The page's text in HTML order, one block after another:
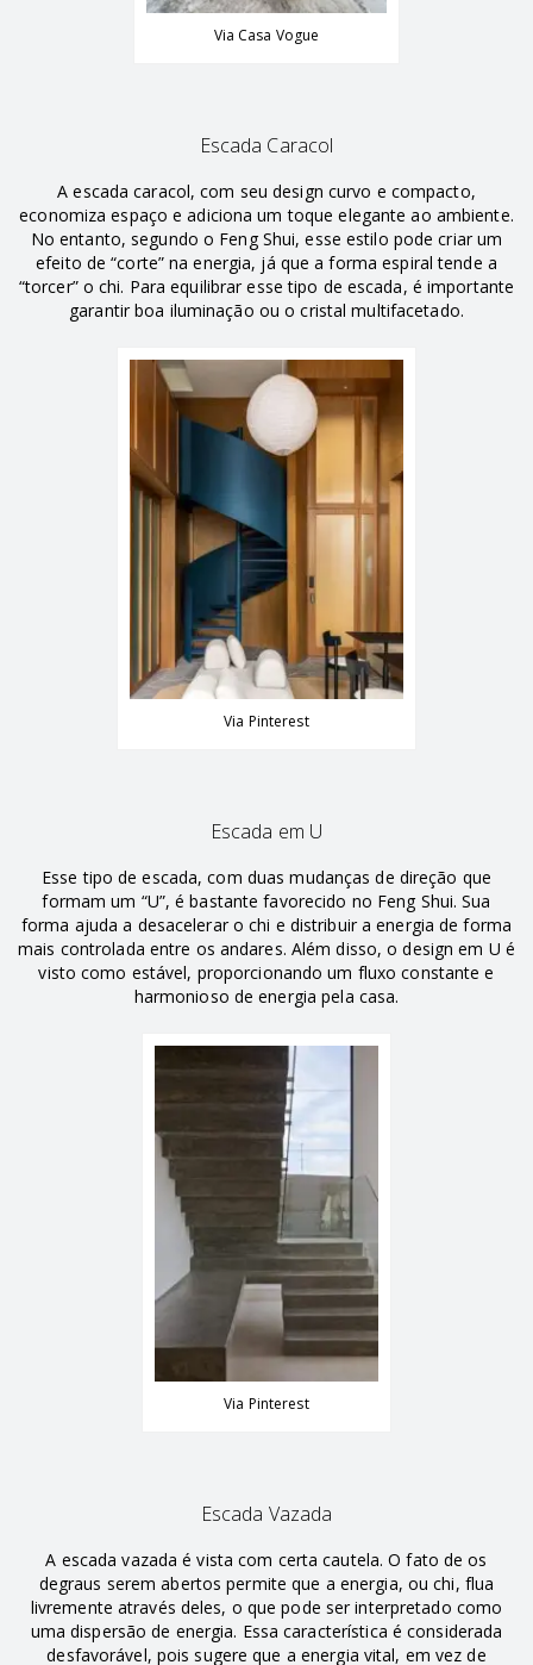
Via Casa Vogue
Escada Caracol
A escada caracol, com seu design curvo e compacto,
economiza espaço e adiciona um toque elegante ao ambiente.
No entanto, segundo o Feng Shui, esse estilo pode criar um
efeito de “corte” na energia, já que a forma espiral tende a
“torcer” o chi. Para equilibrar esse tipo de escada, é importante
garantir boa iluminação ou o cristal multifacetado.
Via Pinterest
Escada em U
Esse tipo de escada, com duas mudanças de direção que
formam um “U”, é bastante favorecido no Feng Shui. Sua
forma ajuda a desacelerar o chi e distribuir a energia de forma
mais controlada entre os andares. Além disso, o design em U é
visto como estável, proporcionando um fluxo constante e
harmonioso de energia pela casa.
Via Pinterest
Escada Vazada
A escada vazada é vista com certa cautela. O fato de os
degraus serem abertos permite que a energia, ou chi, flua
livremente através deles, o que pode ser interpretado como
uma dispersão de energia. Essa característica é considerada
desfavorável, pois sugere que a energia vital, em vez de